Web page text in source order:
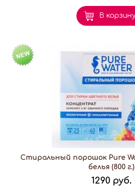
В
Стиральный порошок Pure
белья (800 г.)
1290 руб.